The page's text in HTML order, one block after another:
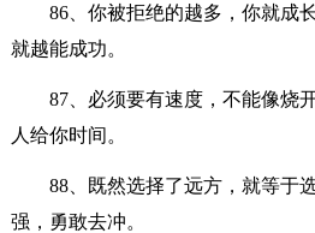
86、你被拒绝的越多，你就成
就越能成功。
87、必须要有速度，不能像
人给你时间。
88、既然选择了远方，就等于
强，勇敢去冲。